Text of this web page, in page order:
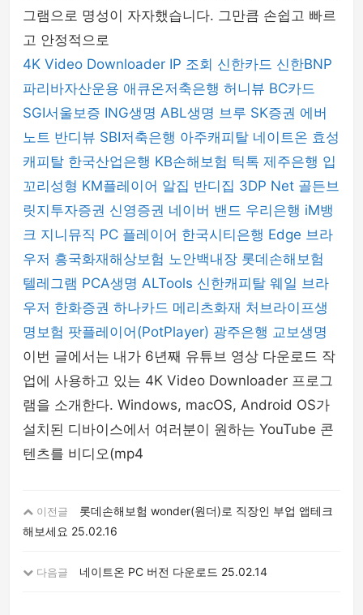
그램으로 명성이 자자했습니다. 그만큼 손쉽고 빠르
고 안정적으로
4K Video Downloader IP 조회 신한카드 신한BNP
파리바자산운용 애큐온저축은행 허니뷰 BC카드
SGI서울보증 ING생명 ABL생명 브루 SK증권 에버
노트 반디뷰 SBI저축은행 아주캐피탈 네이트온 효성
캐피탈 한국산업은행 KB손해보험 틱톡 제주은행 입
꼬리성형 KM플레이어 알집 반디집 3DP Net 골든브
릿지투자증권 신영증권 네이버 밴드 우리은행 iM뱅
크 지니뮤직 PC 플레이어 한국시티은행 Edge 브라
우저 흥국화재해상보험 노안백내장 롯데손해보험
텔레그램 PCA생명 ALTools 신한캐피탈 웨일 브라
우저 한화증권 하나카드 메리츠화재 처브라이프생
명보험 팟플레이어(PotPlayer) 광주은행 교보생명
이번 글에서는 내가 6년째 유튜브 영상 다운로드 작
업에 사용하고 있는 4K Video Downloader 프로그
램을 소개한다. Windows, macOS, Android OS가
설치된 디바이스에서 여러분이 원하는 YouTube 콘
텐츠를 비디오(mp4
이전글
롯데손해보험 wonder(원더)로 직장인 부업 앱테크
해보세요 25.02.16
다음글 네이트온 PC 버전 다운로드 25.02.14